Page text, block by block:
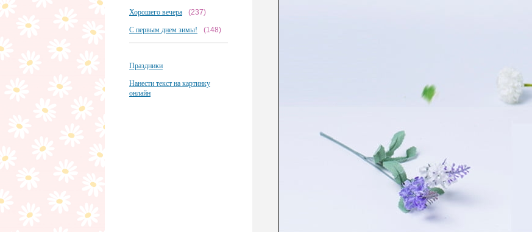
Хорошего вечера (237)
С первым днем зимы! (148)
Праздники
Нанести текст на картинку
онлайн